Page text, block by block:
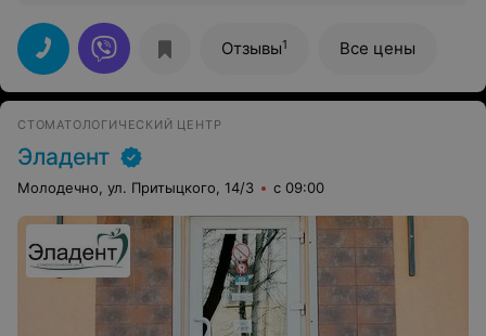
объяснили , правила ухода за зубами . Сделала проф.
гигиену. Очень довольна, рекомендую.
Отзывы1 Все цены
СТОМАТОЛОГИЧЕСКИЙ ЦЕНТР
Эладент
Молодечно, ул. Притыцкого, 14/3 с 09:00